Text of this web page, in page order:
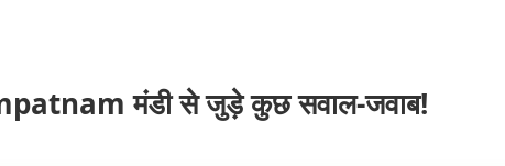
मंडी से जुड़े कुछ सवाल-जवाब!